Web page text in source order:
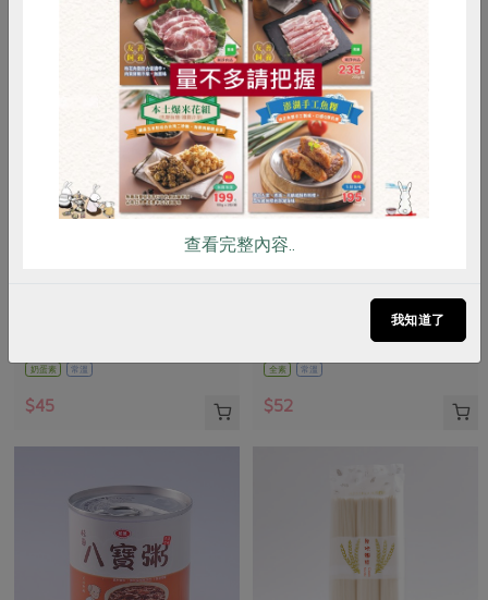
奶蛋素 常溫
$45
松葉美食有限公司
淨重300公克(固形量180公克)
全素 常溫
$52
RPET 食譜 減硝酸鹽
雞蛋 食安 共同購買
查看完整內容..
我知道了